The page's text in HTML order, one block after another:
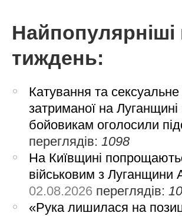
тиждень:
Катування та
затриманої на
бойовикам оголосили
переглядів:1098
На Київщині
військовим з
02.08.2026 переглядів:
«Рука лишилася на